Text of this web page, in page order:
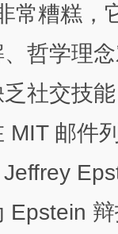
常糟糕，
哲学理
社交技
MIT 邮件
Epstein